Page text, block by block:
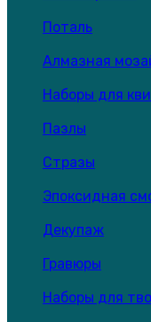
Поталь
Алмазная
Наборы для
Пазлы
Стразы
Эпоксидная
Декупаж
Гравюры
Наборы для